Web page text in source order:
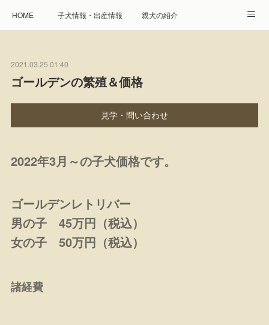
HOME 子犬情報・出産情報 親犬の紹介
Instagram
プレジール親睦会 特定商取引に基づく表記
2021.03.25 01:40
ゴールデンの繁殖＆価格
見学・問い合わせ
2022年3月～の子犬価格です。
ゴールデンレトリバー
男の子 45万円（税込）
女の子 50万円（税込）
諸経費